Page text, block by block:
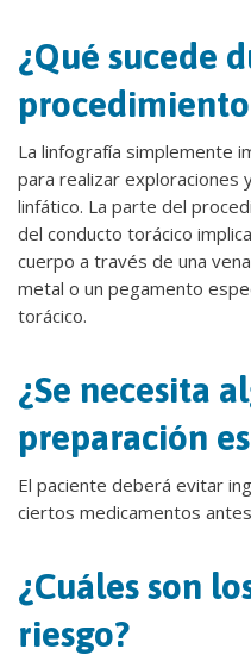
¿Qué sucede
La linfografía simplemente
para realizar exploraciones
linfático. La parte del
del conducto torácico
cuerpo a través de una
metal o un pegamento
torácico.
¿Se necesita
preparación
El paciente deberá evitar
ciertos medicamentos
¿Cuáles son
riesgo?